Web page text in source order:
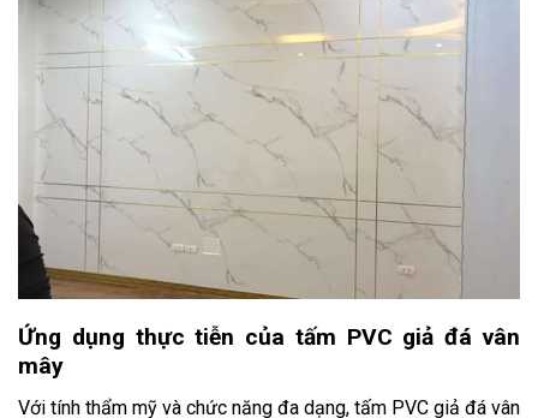
Ứng dụng thực tiễn của tấm PVC giả đá vân
mây
Với tính thẩm mỹ và chức năng đa dạng, tấm PVC giả đá vân